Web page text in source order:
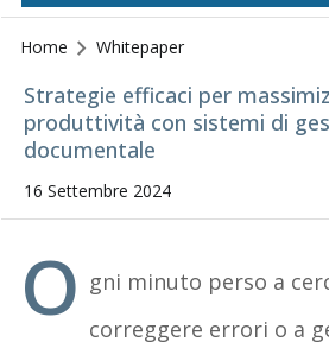
Home Whitepaper
Strategie efficaci per
produttività con sistemi di
documentale
16 Settembre 2024
O gni minuto perso a
correggere errori o a